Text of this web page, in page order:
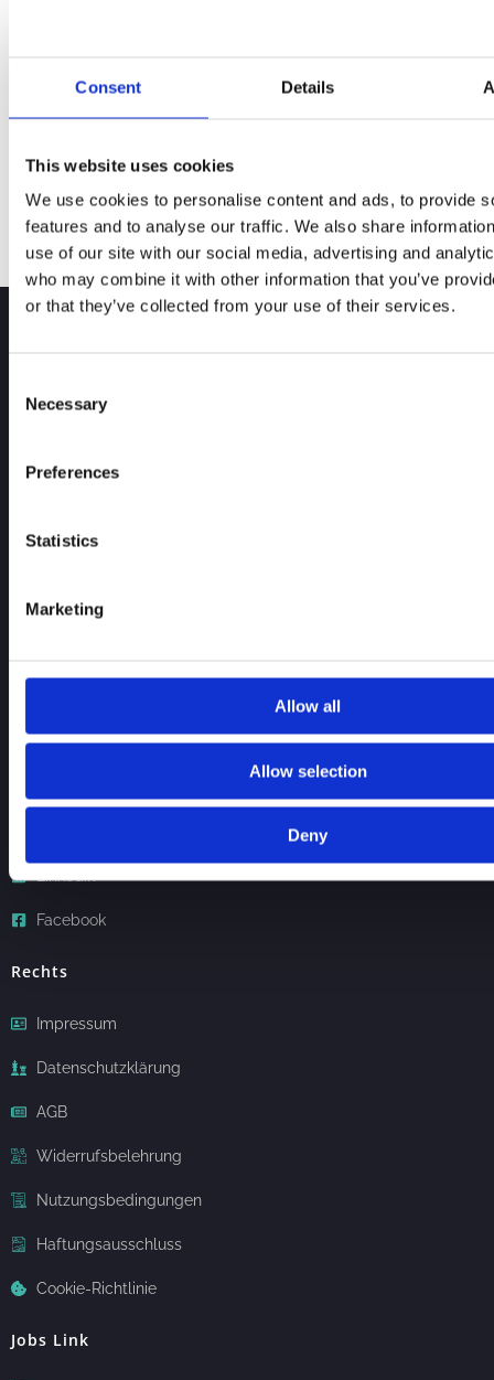
Consent Details
This website uses cookies
We use cookies to personalise content and ads, to provide
features and to analyse our traffic. We also share
use of our site with our social media, advertising and
who may combine it with other information that you’ve
or that they’ve collected from your use of their services.
Selection
Necessary
Preferences
Statistics
Marketing
Allow all
Allow selection
Deny
You can share this story by using your social accounts:
Address:71 Urbanstraße.,10967 Berlin, Germany
E-Mail:info@nextmove-jobs.de
DE352378061
Home
Linkedin
Facebook
Rechts
Impressum
Datenschutzklärung
AGB
Widerrufsbelehrung
Nutzungsbedingungen
Haftungsausschluss
Cookie-Richtlinie
Jobs Link